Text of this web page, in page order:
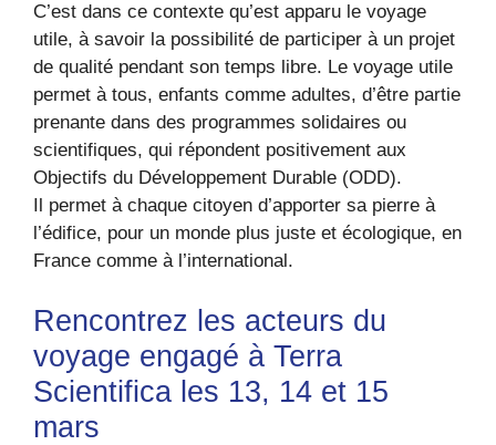
C’est dans ce contexte qu’est apparu le voyage
utile, à savoir la possibilité de participer à un projet
de qualité pendant son temps libre. Le voyage utile
permet à tous, enfants comme adultes, d’être partie
prenante dans des programmes solidaires ou
scientifiques, qui répondent positivement aux
Objectifs du Développement Durable (ODD).
Il permet à chaque citoyen d’apporter sa pierre à
l’édifice, pour un monde plus juste et écologique, en
France comme à l’international.
Rencontrez les acteurs du
voyage engagé à Terra
Scientifica les 13, 14 et 15
mars